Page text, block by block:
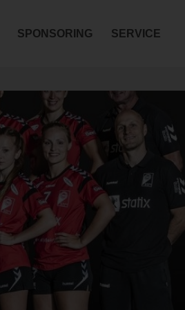
SPONSORING SERVICE